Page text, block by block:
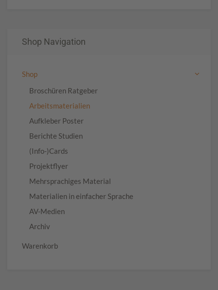
Shop Navigation
Shop
Broschüren Ratgeber
Arbeitsmaterialien
Aufkleber Poster
Berichte Studien
(Info-)Cards
Projektflyer
Mehrsprachiges Material
Materialien in einfacher Sprache
AV-Medien
Archiv
Warenkorb